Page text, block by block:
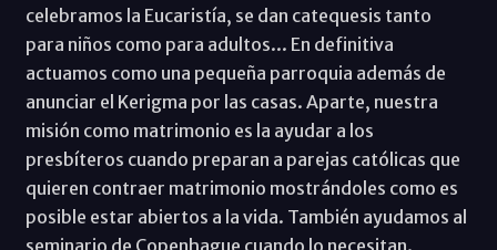
celebramos la Eucaristía, se dan catequesis tanto
para niños como para adultos... En definitiva
actuamos como una pequeña parroquia además de
anunciar el Kerigma por las casas. Aparte, nuestra
misión como matrimonio es la ayudar a los
presbíteros cuando preparan a parejas católicas que
quieren contraer matrimonio mostrándoles como es
posible estar abiertos a la vida. También ayudamos al